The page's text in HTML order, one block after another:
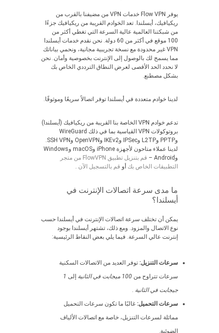
يوفر Flow VPN خدمات VPN من مضيفنا بالقرب من
ريكيافيك، أيسلندا. تعد الخوادم القريبة من ريكيافيك جزءًا
من شبكتنا العالمية عالية السرعة التي تغطي أكثر من
100 موقع في أكثر من 60 دولة. نحن نقدم خدمات أيسلندا
VPN غير محدودة مع نسخة تجريبية مجانية، ونحمي بياناتك
مما يسمح لك بالوصول إلى الإنترنت بخصوصية وأمان. نحن
لا نحدد الحد الأقصى لعرض النطاق الترددي الخاص بك
بشكل مصطنع.
لدينا خوادم متعددة في أيسلندا توفر اتصالاً سريعًا وموثوقًا.
تدعم خوادم VPN الخاصة بنا القريبة من ريكيافيك (أيسلندا)
بروتوكولات VPN القياسية بما في ذلك WireGuard
وPPTP وL2TP وIPSec وIKEv2 وOpenVPN وSSH VPN.
لدينا عملاء متاحون لأجهزة iPhone وmacOS وWindows
وAndroid –
قم بتنزيل تطبيق FlowVPN من متجر
التطبيقات الخاص بك أو قم بالتسجيل الآن .
ما مدى سرعة اتصالات الإنترنت في
أيسلندا؟
يمكن أن تختلف سرعة اتصالات الإنترنت في أيسلندا حسب
نوع الاتصال والمزود. ومع ذلك، تشتهر أيسلندا بوجود
إنترنت عالي السرعة. فيما يلي بعض النقاط الرئيسية:
سرعات التنزيل: توفر العديد من الاتصالات السكنية
سرعات تتراوح من 100 ميجابت في الثانية إلى 1
جيجابت في الثانية .
سرعات التحميل: غالبًا ما تكون سرعات التحميل
مماثلة لسرعات التنزيل، خاصة مع اتصالات الألياف
الضوئية.